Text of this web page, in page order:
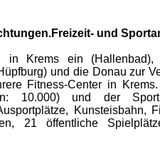
und
in Krems ein (Hallenbad),
und die Donau zur
Fitness-Center in
10.000) und der
Kunsteisbahn,
21 öffentliche